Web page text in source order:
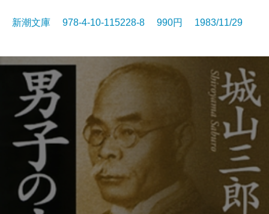
新潮文庫 978-4-10-115228-8 990円 1983/11/29